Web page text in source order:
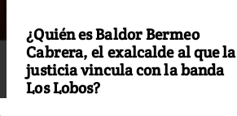
¿Quién es Baldor Bermeo
Cabrera, el exalcalde al que la
justicia vincula con la banda
Los Lobos?